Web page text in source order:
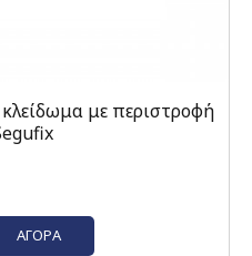
κλείδωμα με περιστροφή
ΑΓΟΡΆ